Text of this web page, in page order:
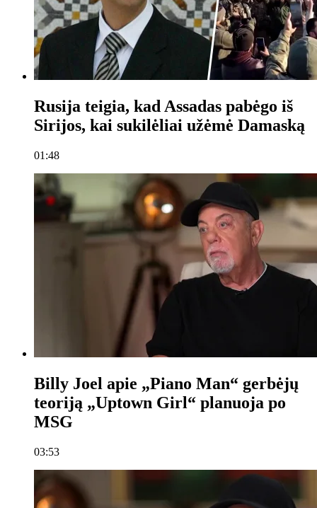
Rusija teigia, kad Assadas pabėgo iš
Sirijos, kai sukilėliai užėmė Damaską
01:48
Billy Joel apie „Piano Man“ gerbėjų
teoriją „Uptown Girl“ planuoja po
MSG
03:53